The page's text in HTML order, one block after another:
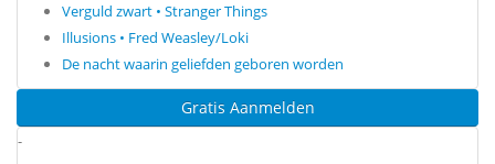
Verguld zwart • Stranger Things
Illusions • Fred Weasley/Loki
De nacht waarin geliefden geboren worden
Gratis Aanmelden
-